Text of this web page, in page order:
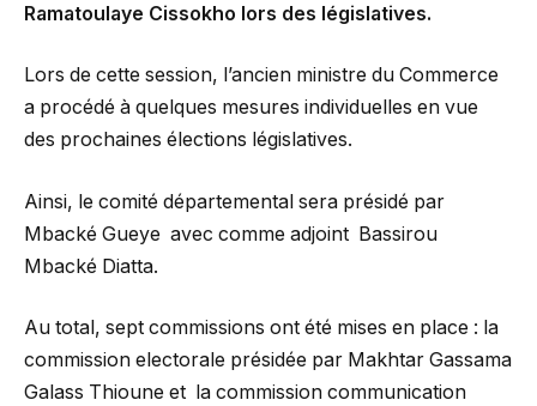
Ramatoulaye Cissokho lors des législatives.
Lors de cette session, l’ancien ministre du Commerce
a procédé à quelques mesures individuelles en vue
des prochaines élections législatives.
Ainsi, le comité départemental sera présidé par
Mbacké Gueye avec comme adjoint Bassirou
Mbacké Diatta.
Au total, sept commissions ont été mises en place : la
commission electorale présidée par Makhtar Gassama
Galass Thioune et la commission communication